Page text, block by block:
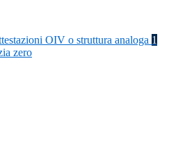
OIV o struttura analoga 1
zero